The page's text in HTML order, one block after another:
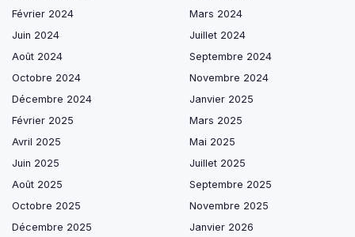
Février 2024
Mars 2024
Juin 2024
Juillet 2024
Août 2024
Septembre 2024
Octobre 2024
Novembre 2024
Décembre 2024
Janvier 2025
Février 2025
Mars 2025
Avril 2025
Mai 2025
Juin 2025
Juillet 2025
Août 2025
Septembre 2025
Octobre 2025
Novembre 2025
Décembre 2025
Janvier 2026